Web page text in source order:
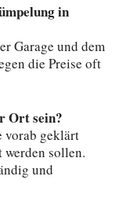
in
Garage und dem
die Preise oft
Ort sein?
vorab geklärt
werden sollen.
und